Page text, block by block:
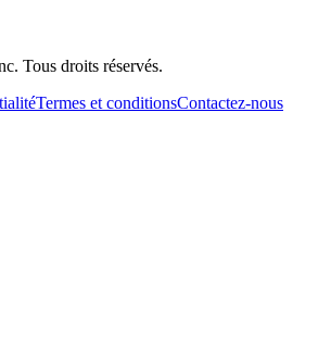
Tous droits réservés.
Termes et conditionsContactez-nous